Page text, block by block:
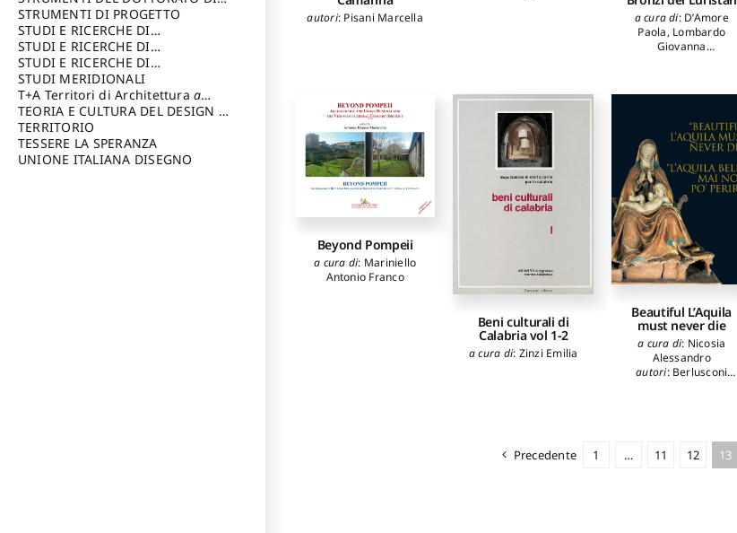
autori: Pisani Marcella a cura di: D’Amore
Paola, Lombardo
Giovanna
Beyond Pompeii
a cura di: Mariniello
Antonio Franco
Beni culturali di
Calabria vol 1-2
a cura di: Zinzi Emilia
Beautiful L’Aquila
must never die
a cura di: Nicosia
Alessandro
autori: Berlusconi
Cialente Massimo,
Marchetti Luciano
,Bon
Valsassina Caterina,
Precedente 1 … 11 12 13
RICERCA IN RILIEVO E
RAPPRESENTAZIONE
DELL’ARCHITETTURA E
DELL’AMBIENTEa cura di: Migliari
Riccardo
STRUMENTI DI PROGETTO
STUDI E RICERCHE DI
ARCHEOLOGIA IN SICILIA
di: Pelagatti Paola
STUDI E RICERCHE DI
ARCHITETTURA del Dipartimento
di Architettura Università degli
Studi G. d' Annunzio
STUDI E RICERCHE DI
ARCHITETTURA del Dipartimento
di Architettura Università degli
Studi G. d' Annunzio, Chieti-
Pescaraa cura di: Fusero Paolo
STUDI MERIDIONALI
T+A Territori di Architetturaa
cura di: Ramazzotti Luigi
TEORIA E CULTURA DEL DESIGN a
cura di: Furlanis Giuseppe
TERRITORIO
TESSERE LA SPERANZA
UNIONE ITALIANA DISEGNO